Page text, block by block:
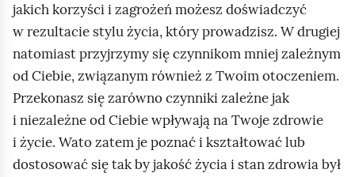
o
jakich korzyści i zagrożeń możesz doświadczyć
w rezultacie stylu życia, który prowadzisz. W drugiej
natomiast przyjrzymy się czynnikom mniej zależnym
od Ciebie, związanym również z Twoim otoczeniem.
Przekonasz się zarówno czynniki zależne jak
i niezależne od Ciebie wpływają na Twoje zdrowie
i życie. Wato zatem je poznać i kształtować lub
dostosować się tak by jakość życia i stan zdrowia był